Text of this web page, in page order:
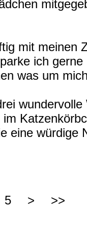
mit meinen
ich
was um
eine würdige
5